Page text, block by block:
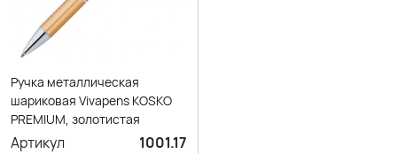
Ручка металлическая
шариковая Vivapens KOSKO
PREMIUM, золотистая
Артикул
1001.17